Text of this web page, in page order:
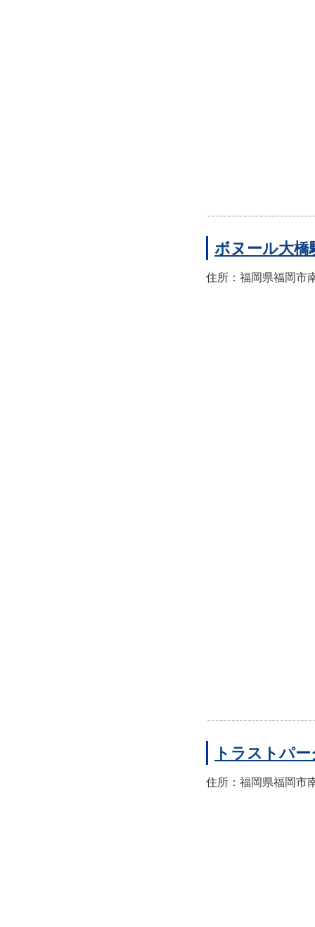
ボヌール大橋
住所：福岡県福岡市
トラストパ
住所：福岡県福岡市